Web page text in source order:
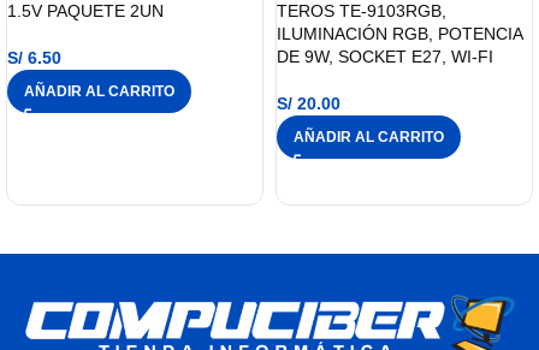
1.5V PAQUETE 2UN
S/ 6.50
AÑADIR AL CARRITO
TEROS TE-9103RGB,
ILUMINACIÓN RGB, POTENCIA
DE 9W, SOCKET E27, WI-FI
S/ 20.00
AÑADIR AL CARRITO